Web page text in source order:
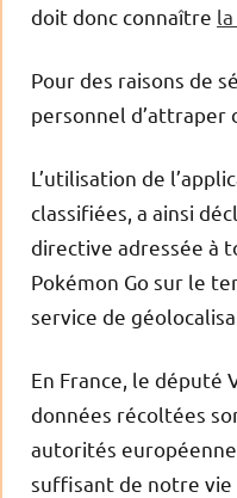
doit donc connaître
Pour des raisons de
personnel d’attraper
L’utilisation de
classifiées, a ainsi
directive adressée à
Pokémon Go sur le
service de
En France, le député
données récoltées
autorités
suffisant de notre vie